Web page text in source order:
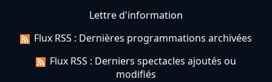
Lettre d'information
Flux RSS : Dernières programmations archivées
Flux RSS : Derniers spectacles ajoutés ou
modifiés